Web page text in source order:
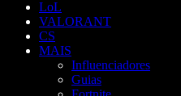
LoL
VALORANT
CS
MAIS
Influenciadores
Guias